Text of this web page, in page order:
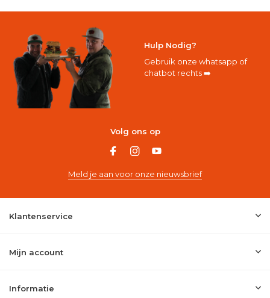
Hulp Nodig?
Gebruik onze whatsapp of
chatbot rechts ➡️
Volg ons op
Meld je aan voor onze nieuwsbrief
Klantenservice
Mijn account
Informatie